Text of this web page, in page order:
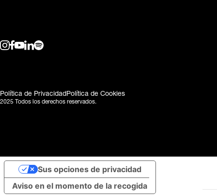
2025 Todos los derechos reservados.
Política de PrivacidadPolítica de Cookies
Aviso en el momento de la recogida
Sus opciones de privacidad